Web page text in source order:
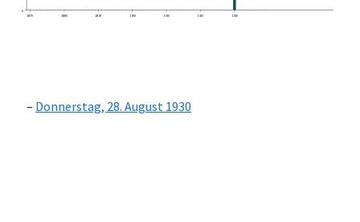
0
1870
1880 1890 1900 1910 1920 1930
Donnerstag, 28. August 1930